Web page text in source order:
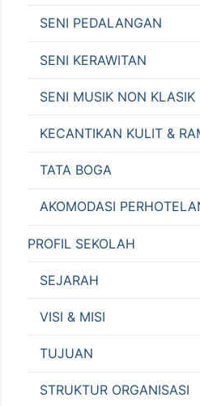
SENI PEDALANGAN
SENI KERAWITAN
SENI MUSIK NON KLASIK
KECANTIKAN KULIT &
TATA BOGA
AKOMODASI
PROFIL SEKOLAH
SEJARAH
VISI & MISI
TUJUAN
STRUKTUR ORGANISASI